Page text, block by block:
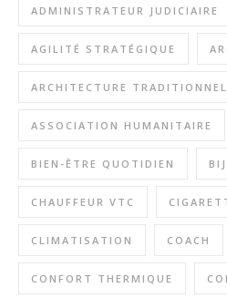
ADMINISTRATEUR JUDICIAIRE
AGILITÉ STRATÉGIQUE
ARCHITECTURE
ASSOCIATION HUMANITAIRE
BIEN-ÊTRE QUOTIDIEN
CHAUFFEUR VTC
CLIMATISATION COACH
CONFORT THERMIQUE